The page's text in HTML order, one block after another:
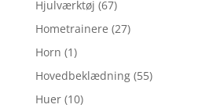
Hjulværktøj (67)
Hometrainere (27)
Horn (1)
Hovedbeklædning (55)
Huer (10)